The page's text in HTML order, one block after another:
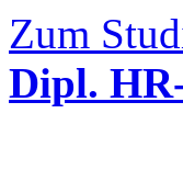
Zum
Dipl.